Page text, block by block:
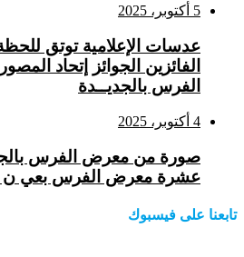
5 أكتوبر، 2025
عدسات الإعلامية توتق للحظة
الفائزين الجوائز إتحاد
الفرس بالجديــدة
4 أكتوبر، 2025
صورة من معرض الفرس
عشرة معرض الفرس بعي ن
تابعنا على فيسبوك